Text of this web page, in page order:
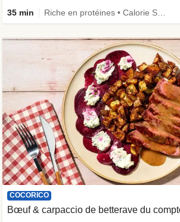
35 min
COCORICO
Bœuf & carpaccio de betterave du